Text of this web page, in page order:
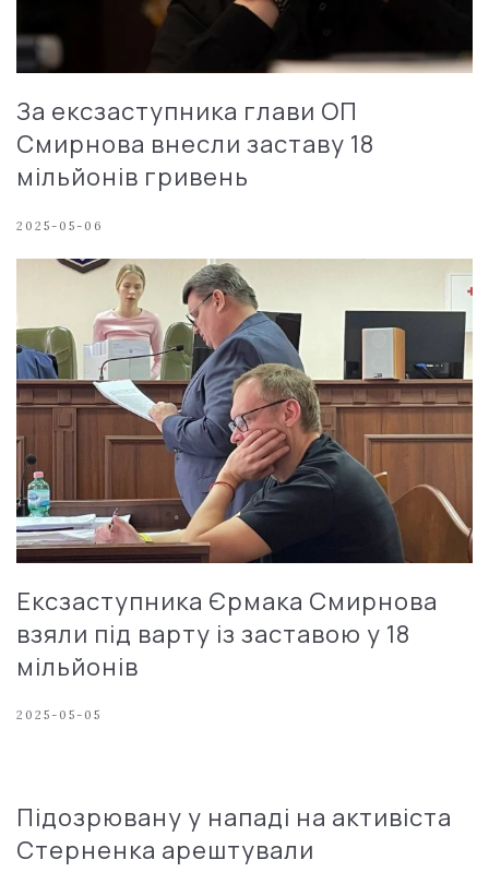
За ексзаступника глави ОП
Смирнова внесли заставу 18
мільйонів гривень
2025-05-06
Ексзаступника Єрмака Смирнова
взяли під варту із заставою у 18
мільйонів
2025-05-05
Підозрювану у нападі на активіста
Стерненка арештували